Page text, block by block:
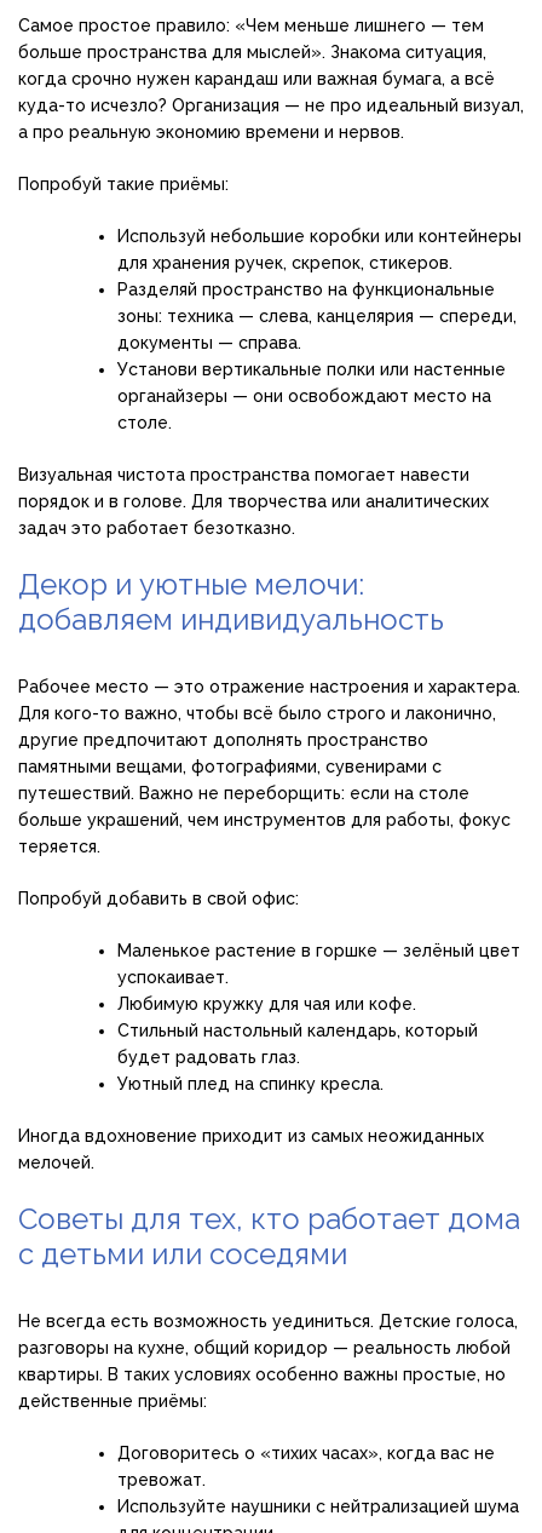
Самое простое правило: «Чем меньше лишнего — тем
больше пространства для мыслей». Знакома ситуация,
когда срочно нужен карандаш или важная бумага, а всё
куда-то исчезло? Организация — не про идеальный визуал,
а про реальную экономию времени и нервов.
Попробуй такие приёмы:
Используй небольшие коробки или контейнеры
для хранения ручек, скрепок, стикеров.
Разделяй пространство на функциональные
зоны: техника — слева, канцелярия — спереди,
документы — справа.
Установи вертикальные полки или настенные
органайзеры — они освобождают место на
столе.
Визуальная чистота пространства помогает навести
порядок и в голове. Для творчества или аналитических
задач это работает безотказно.
Декор и уютные мелочи:
добавляем индивидуальность
Рабочее место — это отражение настроения и характера.
Для кого-то важно, чтобы всё было строго и лаконично,
другие предпочитают дополнять пространство
памятными вещами, фотографиями, сувенирами с
путешествий. Важно не переборщить: если на столе
больше украшений, чем инструментов для работы, фокус
теряется.
Попробуй добавить в свой офис:
Маленькое растение в горшке — зелёный цвет
успокаивает.
Любимую кружку для чая или кофе.
Стильный настольный календарь, который
будет радовать глаз.
Уютный плед на спинку кресла.
Иногда вдохновение приходит из самых неожиданных
мелочей.
Советы для тех, кто работает дома
с детьми или соседями
Не всегда есть возможность уединиться. Детские голоса,
разговоры на кухне, общий коридор — реальность любой
квартиры. В таких условиях особенно важны простые, но
действенные приёмы:
Договоритесь о «тихих часах», когда вас не
тревожат.
Используйте наушники с нейтрализацией шума